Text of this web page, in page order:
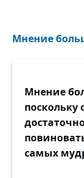
Мнение
Мнение
самых